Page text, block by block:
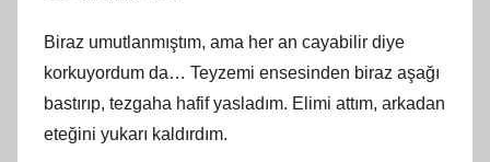
Biraz umutlanmıştım, ama her an cayabilir diye
korkuyordum da… Teyzemi ensesinden biraz aşağı
bastırıp, tezgaha hafif yasladım. Elimi attım, arkadan
eteğini yukarı kaldırdım.